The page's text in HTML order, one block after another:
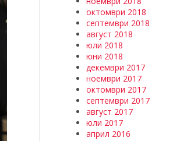
октомври 2018
септември 2018
август 2018
юли 2018
юни 2018
декември 2017
ноември 2017
октомври 2017
септември 2017
август 2017
юли 2017
април 2016